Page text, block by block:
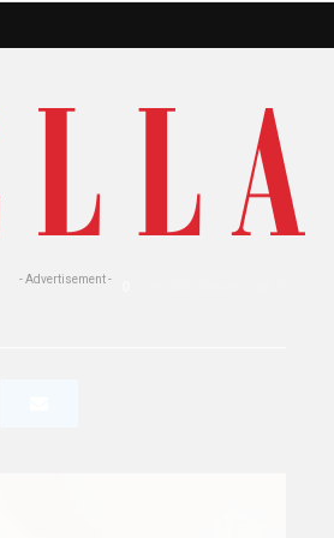
- Advertisement -